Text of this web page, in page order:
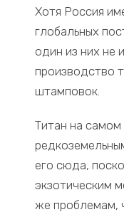
Хотя Россия
глобальных
один из них не
производство
штамповок.
Титан на
его сюда,
экзотическим
же проблемам,